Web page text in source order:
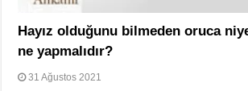
Hayız olduğunu bilmeden oruca
ne yapmalıdır?
31 Ağustos 2021